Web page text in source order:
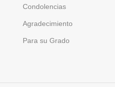
Condolencias
Agradecimiento
Para su Grado